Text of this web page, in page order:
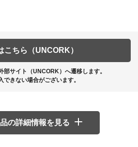
こちら（UNCORK）
サイト（UNCORK）へ遷移します。
きない場合がございます。
の詳細情報を見る